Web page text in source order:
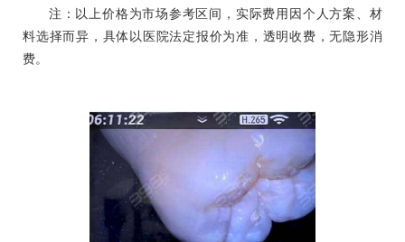
注：以上价格为市场参考区间，实际费用因个人方案、材
料选择而异，具体以医院法定报价为准，透明收费，无隐形消
费。